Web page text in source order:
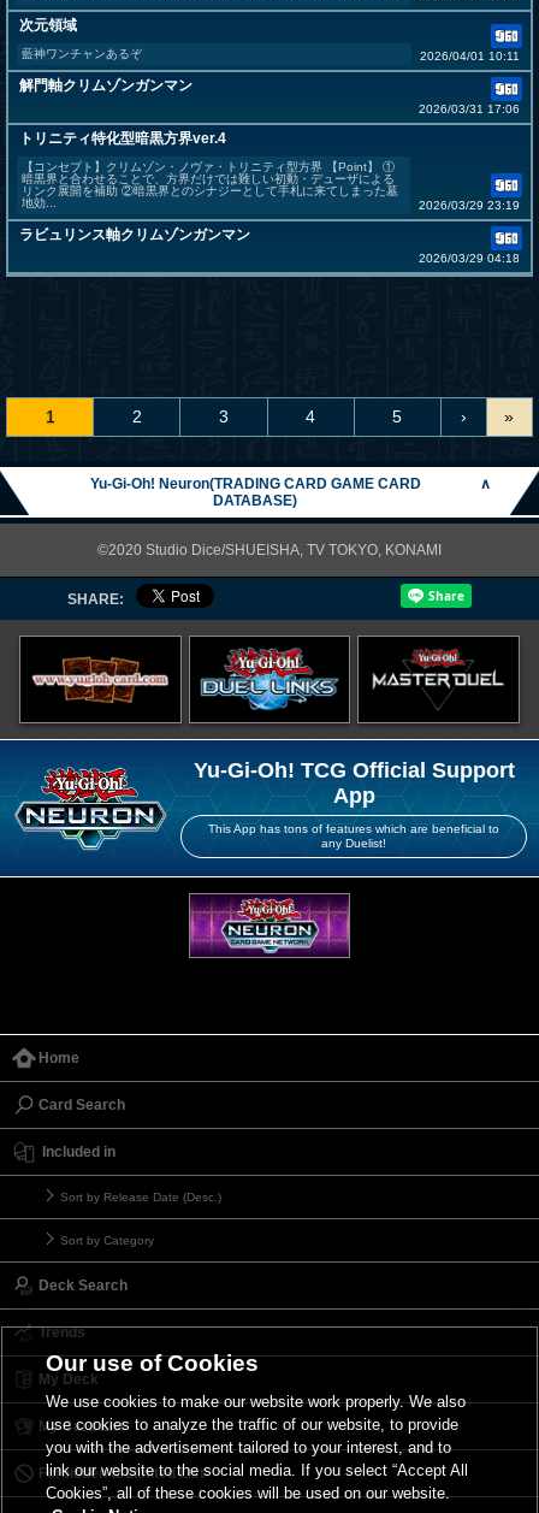
次元領域
藍神ワンチャンあるぞ 2026/04/01 10:11
解門軸クリムゾンガンマン
2026/03/31 17:06
トリニティ特化型暗黒方界ver.4
【コンセプト】クリムゾン・ノヴァ・トリニティ型方界 【Point】 ①
暗黒界と合わせることで、方界だけでは難しい初動・デューザによる
リンク展開を補助 ②暗黒界とのシナジーとして手札に来てしまった墓
地効...
2026/03/29 23:19
ラビュリンス軸クリムゾンガンマン
2026/03/29 04:18
1 2 3 4 5 › »
Yu-Gi-Oh! Neuron(TRADING CARD GAME CARD
DATABASE)
∧
©2020 Studio Dice/SHUEISHA, TV TOKYO, KONAMI
SHARE:
Yu-Gi-Oh! TCG Official Support
App
This App has tons of features which are beneficial to
any Duelist!
Home
Card Search
Included in
Sort by Release Date (Desc.)
Sort by Category
Deck Search
Trends
My Deck
My Card List
Forbidden & Limited List
Our use of Cookies
We use cookies to make our website work properly. We also
use cookies to analyze the traffic of our website, to provide
you with the advertisement tailored to your interest, and to
link our website to the social media. If you select “Accept All
Cookies”, all of these cookies will be used on our website.